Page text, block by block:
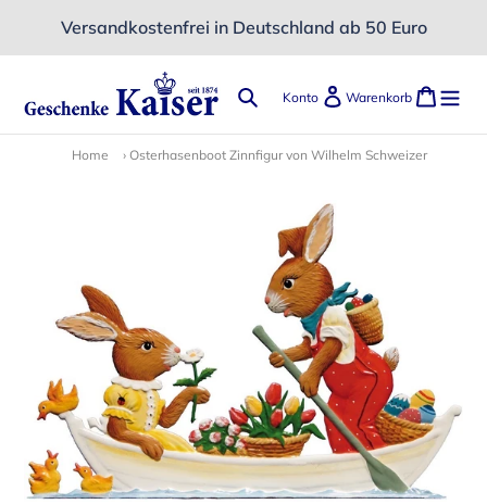
Versandkostenfrei in Deutschland ab 50 Euro
Suchen
Konto Einloggen
Warenkorb
Home › Osterhasenboot Zinnfigur von Wilhelm Schweizer